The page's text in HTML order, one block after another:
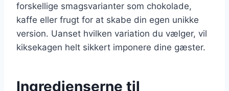
forskellige smagsvarianter som chokolade,
kaffe eller frugt for at skabe din egen unikke
version. Uanset hvilken variation du vælger, vil
kiksekagen helt sikkert imponere dine gæster.
Ingredienserne til